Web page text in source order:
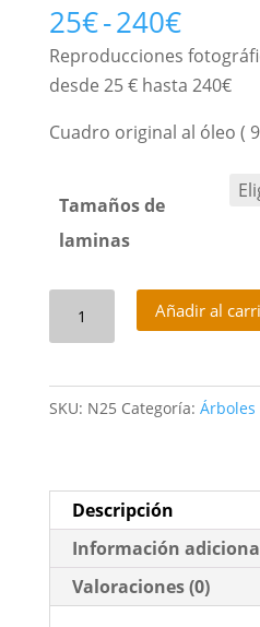
25€-240€Rango
de
25€
240€
desde 25 € hasta 240€
Cuadro original al óleo (
Tamaños de
laminas
cantidad
Añadir al
SKU: N25 Categoría: Árboles
Descripción
Información
Valoraciones (0)